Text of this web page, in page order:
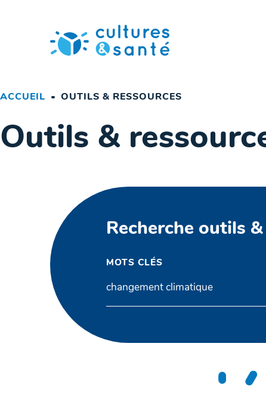
ACCUEIL OUTILS & RESSOURCES
Outils &
Recherche outils
MOTS CLÉS